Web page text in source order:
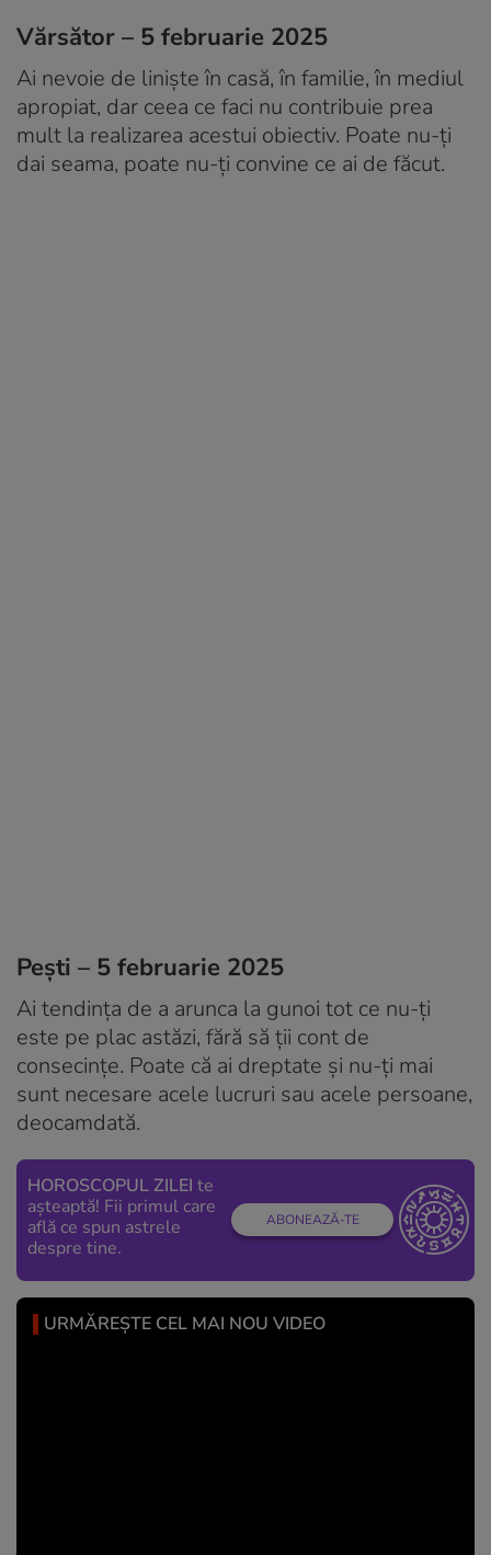
Vărsător – 5 februarie 2025
Ai nevoie de liniște în casă, în familie, în mediul
apropiat, dar ceea ce faci nu contribuie prea
mult la realizarea acestui obiectiv. Poate nu-ți
dai seama, poate nu-ți convine ce ai de făcut.
Pești – 5 februarie 2025
Ai tendința de a arunca la gunoi tot ce nu-ți
este pe plac astăzi, fără să ții cont de
consecințe. Poate că ai dreptate și nu-ți mai
sunt necesare acele lucruri sau acele persoane,
deocamdată.
HOROSCOPUL ZILEI te
așteaptă! Fii primul care
află ce spun astrele
despre tine.
ABONEAZĂ-TE
URMĂREȘTE CEL MAI NOU VIDEO